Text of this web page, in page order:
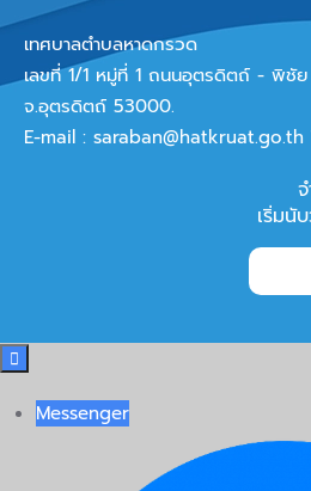
เทศบาลตำบลหาดกรวด
เลขที่ 1/1 หมู่ที่ 1 ถนนอุตรดิตถ์ - พิชัย
จ.อุตรดิตถ์ 53000.
E-mail : saraban@hatkruat.go.th
เริ่มนั

Messenger